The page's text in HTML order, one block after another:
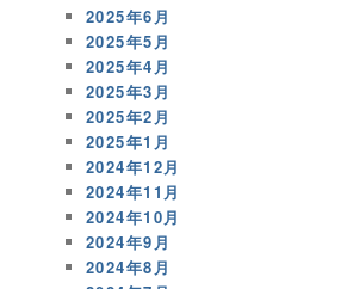
2025年6月
2025年5月
2025年4月
2025年3月
2025年2月
2025年1月
2024年12月
2024年11月
2024年10月
2024年9月
2024年8月